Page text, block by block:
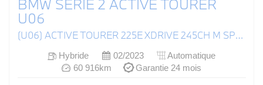
BMW SERIE 2 ACTIVE TOURER
U06
(U06) ACTIVE TOURER 225E XDRIVE 245CH M SPORT DKG7
Hybride 02/2023
Automatique
60 916km
Garantie 24 mois